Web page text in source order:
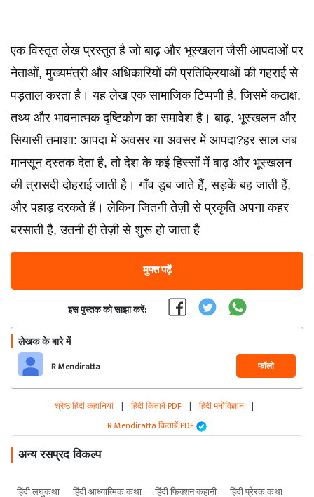
एक विस्तृत लेख प्रस्तुत है जो बाढ़ और भूस्खलन जैसी आपदाओं पर
नेताओं, मुख्यमंत्री और अधिकारियों की प्रतिक्रियाओं की गहराई से
पड़ताल करता है। यह लेख एक सामाजिक टिप्पणी है, जिसमें कटाक्ष,
तथ्य और भावनात्मक दृष्टिकोण का समावेश है। बाढ़, भूस्खलन और
सियासी तमाशा: आपदा में अवसर या अवसर में आपदा?हर साल जब
मानसून दस्तक देता है, तो देश के कई हिस्सों में बाढ़ और भूस्खलन
की त्रासदी दोहराई जाती है। गाँव डूब जाते हैं, सड़कें बह जाती हैं,
और पहाड़ दरकते हैं। लेकिन जितनी तेज़ी से प्रकृति अपना कहर
बरसाती है, उतनी ही तेज़ी से शुरू हो जाता है
मुफ्त पढ़ें
इस पुस्तक को साझा करें:
लेखक के बारे में
R Mendiratta फॉलो
श्रेष्ठ हिंदी कहानियां | हिंदी किताबें PDF | हिंदी मनोविज्ञान |
R Mendiratta किताबें PDF
अन्य रसप्रद विकल्प
हिंदी लघुकथा हिंदी आध्यात्मिक कथा हिंदी फिक्शन कहानी हिंदी प्रेरक कथा